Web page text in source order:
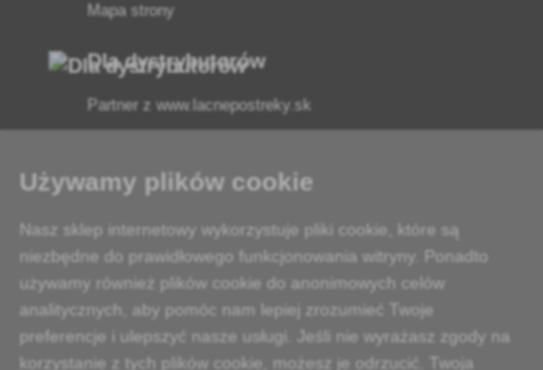
Mapa strony
Dla dystrybutorów
Partner z www.lacnepostreky.sk
Zawsze służymy fachową poradą
Używamy plików cookie
Nasz sklep internetowy wykorzystuje pliki cookie, które są
niezbędne do prawidłowego funkcjonowania witryny. Ponadto
używamy również plików cookie do anonimowych celów
analitycznych, aby pomóc nam lepiej zrozumieć Twoje
preferencje i ulepszyć nasze usługi. Jeśli nie wyrażasz zgody na
korzystanie z tych plików cookie, możesz je odrzucić. Twoja